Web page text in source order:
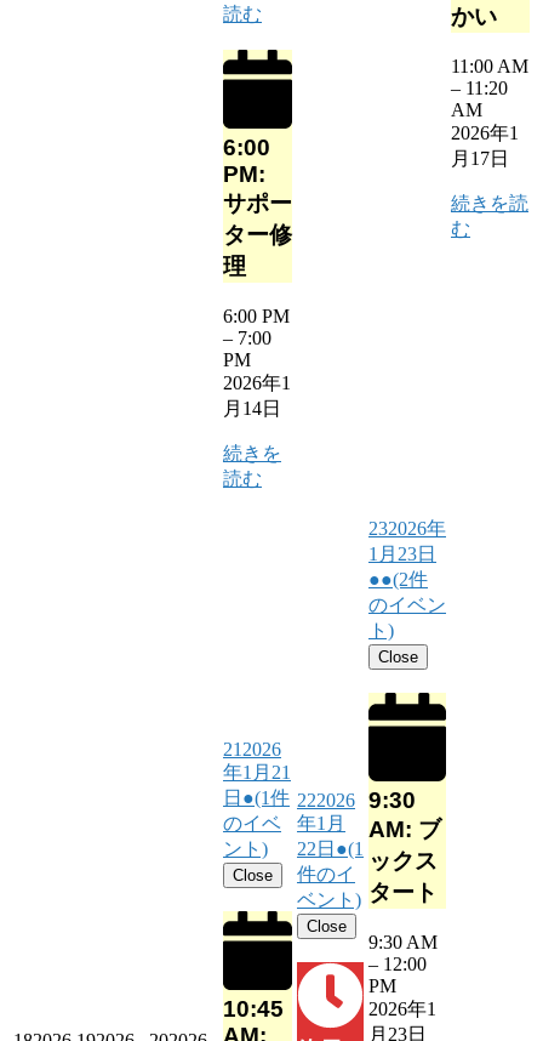
読む
6:00
PM:
サポー
ター修
理
6:00 PM
– 7:00
PM
2026年1
月14日
続きを
読む
かい
11:00 AM
– 11:20
AM
2026年1
月17日
続きを読
む
21 2026
年1月21
日 ●(1件
のイベ
ント)
Close
10:45
AM:
222026
年1月
22日 ●(1
件のイ
ベント)
Close
232026年
1月23日
●●(2件
のイベン
ト)
Close
9:30
AM: ブ
ックス
タート
9:30 AM
– 12:00
PM
2026年1
月23日